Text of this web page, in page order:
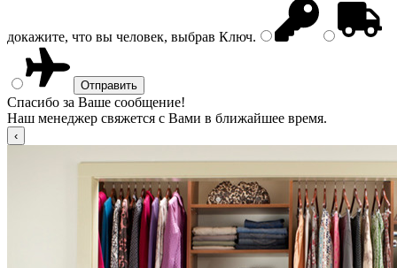
докажите, что вы человек, выбрав Ключ.
Спасибо за Ваше сообщение!
Наш менеджер свяжется с Вами в ближайшее время.